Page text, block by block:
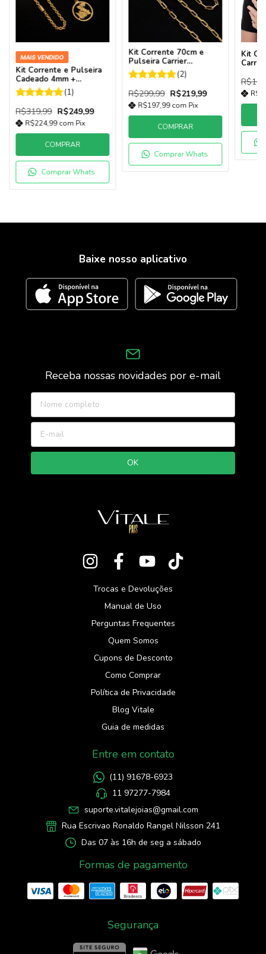
MAIS VENDIDO
Kit Corrente e Pulseira
Cadeado 4mm +
Pingente São Jorge M
Vazado Banhado a Ouro
18k
(1)
R$319,99 R$249,99
R$224,99com Pix
COMPRAR
Comprar Whats
Kit Corrente 70cm e
Pulseira Carrier
Alongada 4mm Banhada
a Ouro 18k | Fecho
Canhão
(2)
R$299,99 R$219,99
R$197,99com Pix
COMPRAR
Comprar Whats
Kit
Baixe nosso aplicativo
Receba nossas novidades por e-mail
Trocas e Devoluções
Manual de Uso
Perguntas Frequentes
Quem Somos
Cupons de Desconto
Como Comprar
Política de Privacidade
Blog Vitale
Guia de medidas
Entre em contato
(11) 91678-6923
11 97277-7984
suporte.vitalejoias@gmail.com
Rua Escrivao Ronaldo Rangel Nilsson 241
Das 07 às 16h de seg a sábado
Formas de pagamento
Segurança